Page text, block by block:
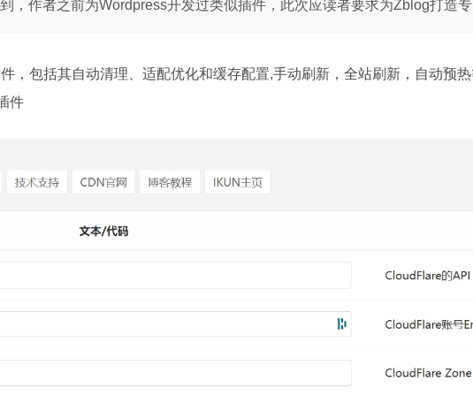
，作者之前为Wordpress开发过类似插件，此次应读者要求为Zblog打造专
，包括其自动清理、适配优化和缓存配置,手动刷新，全站刷新，自动预
件